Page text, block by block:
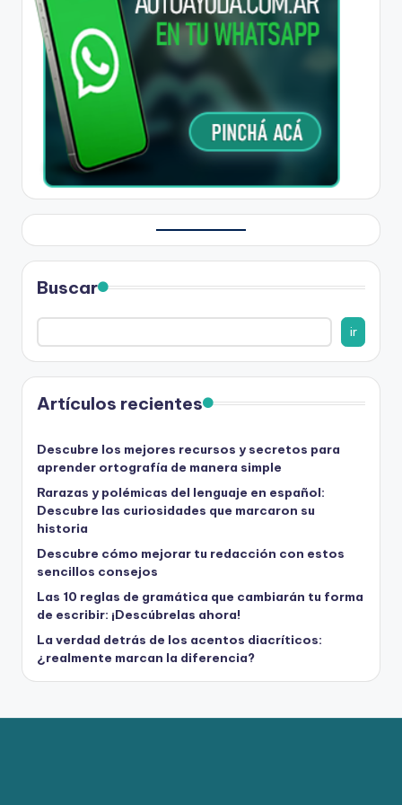
Buscar
ir
Artículos recientes
Descubre los mejores recursos y secretos para
aprender ortografía de manera simple
Rarazas y polémicas del lenguaje en español:
Descubre las curiosidades que marcaron su
historia
Descubre cómo mejorar tu redacción con estos
sencillos consejos
Las 10 reglas de gramática que cambiarán tu forma
de escribir: ¡Descúbrelas ahora!
La verdad detrás de los acentos diacríticos:
¿realmente marcan la diferencia?